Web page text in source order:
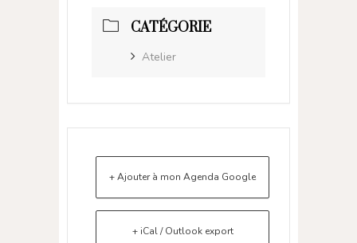
CATÉGORIE
Atelier
+ Ajouter à mon Agenda Google
+ iCal / Outlook export